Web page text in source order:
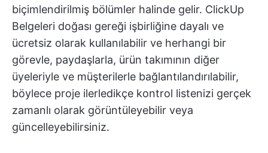
biçimlendirilmiş bölümler halinde gelir. ClickUp
Belgeleri doğası gereği işbirliğine dayalı ve
ücretsiz olarak kullanılabilir ve herhangi bir
görevle, paydaşlarla, ürün takımının diğer
üyeleriyle ve müşterilerle bağlantılandırılabilir,
böylece proje ilerledikçe kontrol listenizi gerçek
zamanlı olarak görüntüleyebilir veya
güncelleyebilirsiniz.